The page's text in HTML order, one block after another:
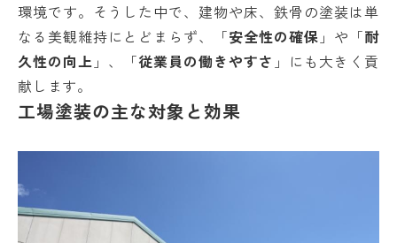
環境です。そうした中で、建物や床、鉄骨の塗装は単
なる美観維持にとどまらず、「安全性の確保 」や「耐
久性の向上 」、「従業員の働きやすさ 」にも大きく貢
献します。
工場塗装の主な対象と効果